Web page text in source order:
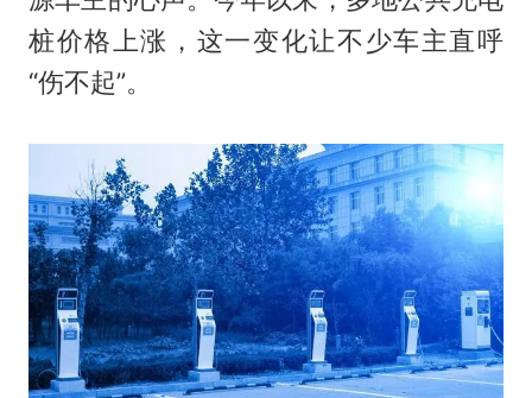
桩价格上涨，这一变化让不少车主直呼
“伤不起”。